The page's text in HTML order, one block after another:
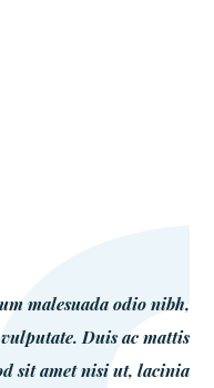
malesuada odio nibh,
Duis ac mattis
sit amet nisi ut, lacinia